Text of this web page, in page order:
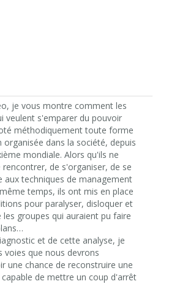
je vous montre comment les
veulent s'emparer du pouvoir
méthodiquement toute forme
dans la société, depuis
mondiale. Alors qu'ils ne
rencontrer, de s'organiser, de se
aux techniques de management
temps, ils ont mis en place
pour paralyser, disloquer et
groupes qui auraient pu faire
et de cette analyse, je
voies que nous devrons
une chance de reconstruire une
de mettre un coup d'arrêt